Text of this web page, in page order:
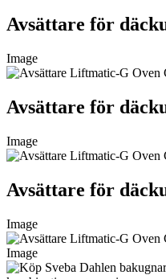
Avsättare för
Image
Avsättare för
Image
Avsättare för
Image
Image